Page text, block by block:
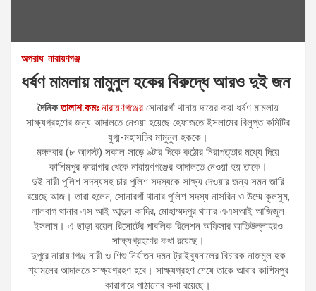
অপরাধ নারায়ণগঞ্জ
ধর্ষণ মামলায় মামুনুল হকের বিরুদ্ধে আরও দুই জন
দৈনিকতালাশ.কমঃ নারায়ণগঞ্জের সোনারগাঁ থানায় দায়ের করা ধর্ষণ মামলায়
সাক্ষ্যগ্রহণের জন্য আদালতে নেওয়া হয়েছে হেফাজতে ইসলামের বিলুপ্ত কমিটির
যুগ্ম-মহাসচিব মামুনুল হককে।
মঙ্গলবার (৮ আগস্ট) সকাল সাড়ে ৯টার দিকে কঠোর নিরাপত্তার মধ্যে দিয়ে
কাশিমপুর কারাগার থেকে নারায়ণগঞ্জের আদালতে নেওয়া হয় তাকে।
দুই নারী পুলিশ সদস্যসহ চার পুলিশ সদস্যকে সাক্ষ্য দেওয়ার জন্য সমন জারি
রয়েছে আজ। তারা হলেন, সোনারগাঁ থানার পুলিশ সদস্য নাসরিন ও উম্মে কুলসুম,
লালবাগ থানার এস আই আব্দুল কাদির, মোহাম্মদপুর থানার এএসআই আজিজুল
ইসলাম। এ ছাড়া রয়েল রিসোর্টের পাবলিক রিলেশন অফিসার আতিউল্লাহরও
সাক্ষ্যগ্রহণের কথা রয়েছে।
দুপুরে নারায়ণগঞ্জ নারী ও শিশু নির্যাতন দমন ট্রাইব্যুনালের বিচারক নাজমুল হক
শ্যামলের আদালতে সাক্ষ্যগ্রহণ হবে। সাক্ষ্যগ্রহণ শেষে তাকে আবার কাশিমপুর
কারাগারে পাঠানোর কথা রয়েছে।